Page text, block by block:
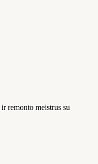
remonto meistrus su